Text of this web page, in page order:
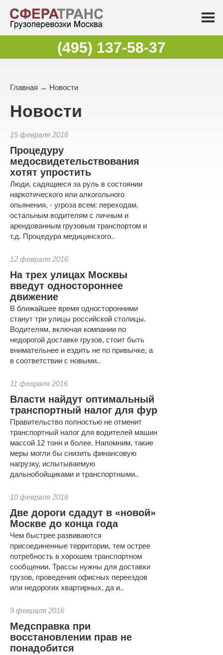
(495) 137-58-37
Главная → Новости
Новости
15 февраля 2016
Процедуру
медосвидетельствования
хотят упростить
Люди, садящиеся за руль в состоянии
наркотического или алкогольного
опьянения, - угроза всем: переходам,
остальным водителям с личным и
арендованным грузовым транспортом и
т.д. Процедура медицинского..
12 февраля 2016
На трех улицах Москвы
введут одностороннее
движение
В ближайшее время односторонними
станут три улицы российской столицы.
Водителям, включая компании по
недорогой доставке грузов, стоит быть
внимательнее и ездить не по привычке, а
в соответствии с новыми..
11 февраля 2016
Власти найдут оптимальный
транспортный налог для фур
Правительство полностью не отменит
транспортный налог для водителей машин
массой 12 тонн и более. Напомним, такие
меры могли бы снизить финансовую
нагрузку, испытываемую
дальнобойщиками и транспортными..
10 февраля 2016
Две дороги сдадут в «новой»
Москве до конца года
Чем быстрее развиваются
присоединенные территории, тем острее
потребность в хорошем транспортном
сообщении. Трассы нужны для доставки
грузов, проведения офисных переездов
или недорогих квартирных, да и..
9 февраля 2016
Медсправка при
восстановлении прав не
понадобится